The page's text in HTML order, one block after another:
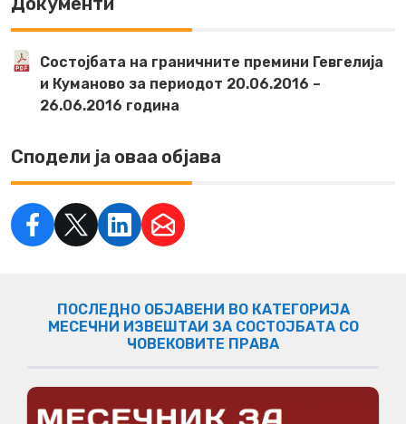
Состојбата на граничните премини Гевгелија
и Куманово за периодот 20.06.2016 –
26.06.2016 година
Сподели ја оваа објава
ПОСЛЕДНО ОБЈАВЕНИ ВО КАТЕГОРИЈА
МЕСЕЧНИ ИЗВЕШТАИ ЗА СОСТОЈБАТА СО
ЧОВЕКОВИТЕ ПРАВА